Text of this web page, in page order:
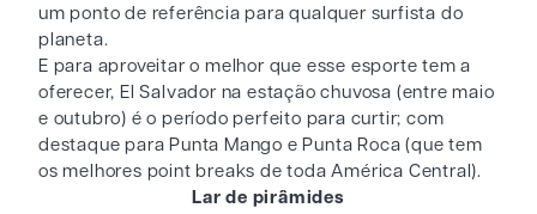
um ponto de referência para qualquer surfista do
planeta.
E para aproveitar o melhor que esse esporte tem a
oferecer, El Salvador na estação chuvosa (entre maio
e outubro) é o período perfeito para curtir; com
destaque para Punta Mango e Punta Roca (que tem
os melhores point breaks de toda América Central).
Lar de pirâmides